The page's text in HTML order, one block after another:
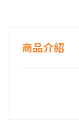
商品介紹